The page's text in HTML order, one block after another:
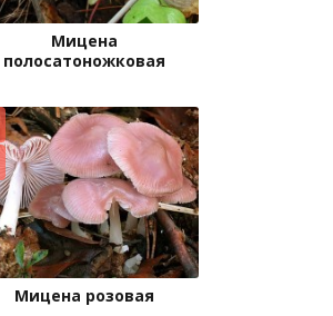
Мицена
полосатоножковая
Мицена розовая